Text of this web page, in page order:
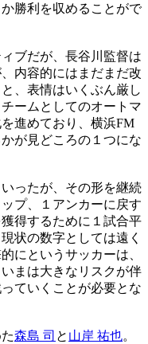
勝利を収めることがで
ブだが、長谷川監督は
内容的にはまだまだ改
、表情はいくぶん厳し
ームとしてのオートマ
進めており、横浜FM
が見どころの１つにな
ったが、その形を継続
プ、１アンカーに戻す
得するために１試合平
状の数字としては遠く
にというサッカーは、
まは大きなリスクが伴
ていくことが必要とな
森島 司 と 山岸 祐也。